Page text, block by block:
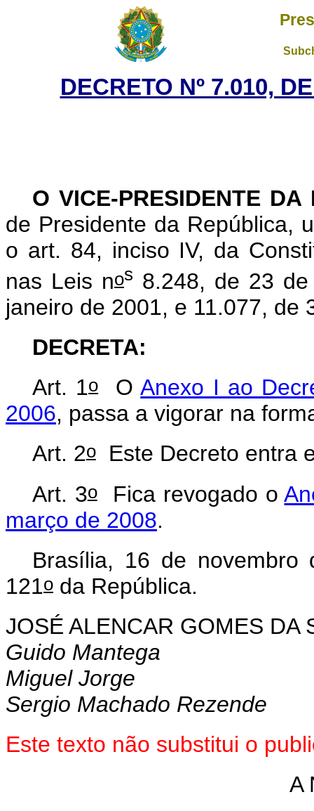
DECRETO Nº 7.010,
O VICE-PRESIDENTE DA
de Presidente da República,
o art. 84, inciso IV, da
nas Leis nos 8.248, de 23
janeiro de 2001, e 11.077,
DECRETA:
Art. 1oOAnexo I ao
2006, passa a vigorar na
Art. 2oEste Decreto entra
Art. 3oFica revogado o
março de 2008.
Brasília, 16 de novembro
121o da República.
JOSÉ ALENCAR GOMES DA
Guido Mantega
Miguel Jorge
Sergio Machado Rezende
Este texto não substitui o
A